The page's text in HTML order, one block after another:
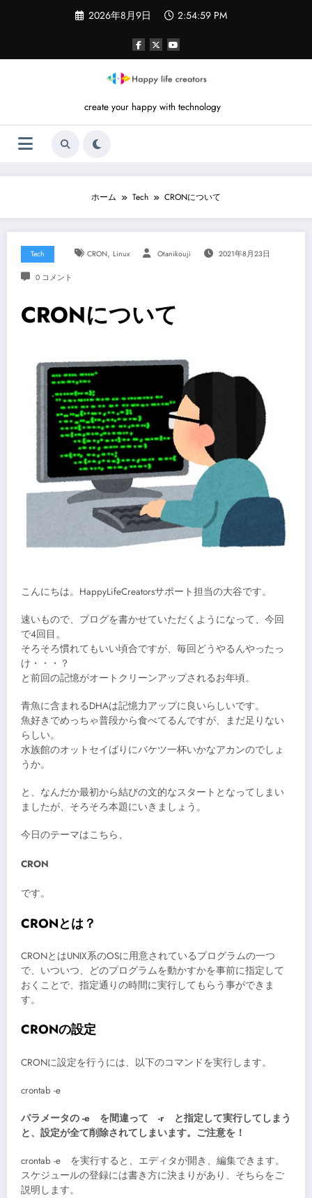
ツ
プ
2026年8月9日 2:54:59 PM
create your happy with technology
ホーム Tech CRONについて
Tech CRON, Linux Otanikouji 2021年8月23日
0 コメント
CRONについて
こんにちは。HappyLifeCreatorsサポート担当の大谷です。
速いもので、ブログを書かせていただくようになって、今回
で4回目。
そろそろ慣れてもいい頃合ですが、毎回どうやるんやったっ
け・・・？
と前回の記憶がオートクリーンアップされるお年頃。
青魚に含まれるDHAは記憶力アップに良いらしいです。
魚好きでめっちゃ普段から食べてるんですが、まだ足りない
らしい。
水族館のオットセイばりにバケツ一杯いかなアカンのでしょ
うか。
と、なんだか最初から結びの文的なスタートとなってしまい
ましたが、そろそろ本題にいきましょう。
今日のテーマはこちら、
CRON
です。
CRONとは？
CRONとはUNIX系のOSに用意されているプログラムの一つ
で、いついつ、どのプログラムを動かすかを事前に指定して
おくことで、指定通りの時間に実行してもらう事ができま
す。
CRONの設定
CRONに設定を行うには、以下のコマンドを実行します。
crontab -e
パラメータの -e を間違って -r と指定して実行してしまう
と、設定が全て削除されてしまいます。ご注意を！
crontab -e を実行すると、エディタが開き、編集できます。
スケジュールの登録には書き方に決まりがあり、そちらをご
説明します。